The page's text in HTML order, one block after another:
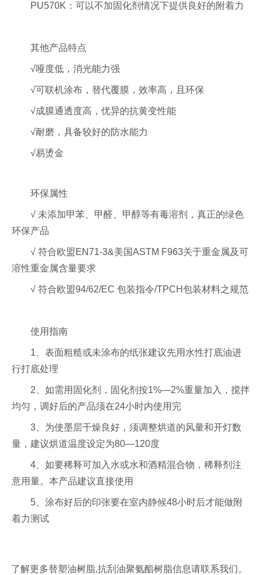
PU570K：可以不加固化剂情况下提供良好的附着力
其他产品特点
√哑度低，消光能力强
√可联机涂布，替代覆膜，效率高，且环保
√成膜通透度高，优异的抗黄变性能
√耐磨，具备较好的防水能力
√易烫金
环保属性
√ 未添加甲苯、甲醛、甲醇等有毒溶剂，真正的绿色
环保产品
√ 符合欧盟EN71-3&美国ASTM F963关于重金属及可
溶性重金属含量要求
√ 符合欧盟94/62/EC 包装指令/TPCH包装材料之规范
使用指南
1、表面粗糙或未涂布的纸张建议先用水性打底油进
行打底处理
2、如需用固化剂，固化剂按1%—2%重量加入，搅拌
均匀，调好后的产品须在24小时内使用完
3、为使墨层干燥良好，须调整烘道的风量和开灯数
量，建议烘道温度设定为80—120度
4、如要稀释可加入水或水和酒精混合物，稀释剂注
意用量。本产品建议直接使用
5、涂布好后的印张要在室内静候48小时后才能做附
着力测试
了解更多替塑油树脂,抗刮油聚氨酯树脂信息请联系我们。